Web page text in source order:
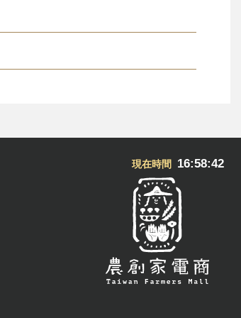
現在時間 16:58:42